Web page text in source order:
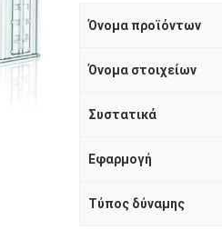
Όνομα προϊόντων
Όνομα στοιχείων
Συστατικά
Εφαρμογή
Τύπος δύναμης